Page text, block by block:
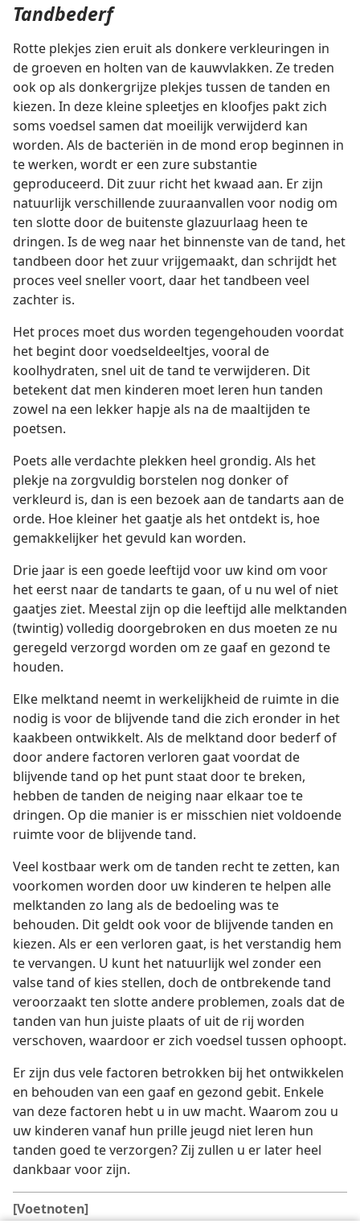
Tandbederf
Rotte plekjes zien eruit als donkere verkleuringen in
de groeven en holten van de kauwvlakken. Ze treden
ook op als donkergrijze plekjes tussen de tanden en
kiezen. In deze kleine spleetjes en kloofjes pakt zich
soms voedsel samen dat moeilijk verwijderd kan
worden. Als de bacteriën in de mond erop beginnen in
te werken, wordt er een zure substantie
geproduceerd. Dit zuur richt het kwaad aan. Er zijn
natuurlijk verschillende zuuraanvallen voor nodig om
ten slotte door de buitenste glazuurlaag heen te
dringen. Is de weg naar het binnenste van de tand, het
tandbeen door het zuur vrijgemaakt, dan schrijdt het
proces veel sneller voort, daar het tandbeen veel
zachter is.
Het proces moet dus worden tegengehouden voordat
het begint door voedseldeeltjes, vooral de
koolhydraten, snel uit de tand te verwijderen. Dit
betekent dat men kinderen moet leren hun tanden
zowel na een lekker hapje als na de maaltijden te
poetsen.
Poets alle verdachte plekken heel grondig. Als het
plekje na zorgvuldig borstelen nog donker of
verkleurd is, dan is een bezoek aan de tandarts aan de
orde. Hoe kleiner het gaatje als het ontdekt is, hoe
gemakkelijker het gevuld kan worden.
Drie jaar is een goede leeftijd voor uw kind om voor
het eerst naar de tandarts te gaan, of u nu wel of niet
gaatjes ziet. Meestal zijn op die leeftijd alle melktanden
(twintig) volledig doorgebroken en dus moeten ze nu
geregeld verzorgd worden om ze gaaf en gezond te
houden.
Elke melktand neemt in werkelijkheid de ruimte in die
nodig is voor de blijvende tand die zich eronder in het
kaakbeen ontwikkelt. Als de melktand door bederf of
door andere factoren verloren gaat voordat de
blijvende tand op het punt staat door te breken,
hebben de tanden de neiging naar elkaar toe te
dringen. Op die manier is er misschien niet voldoende
ruimte voor de blijvende tand.
Veel kostbaar werk om de tanden recht te zetten, kan
voorkomen worden door uw kinderen te helpen alle
melktanden zo lang als de bedoeling was te
behouden. Dit geldt ook voor de blijvende tanden en
kiezen. Als er een verloren gaat, is het verstandig hem
te vervangen. U kunt het natuurlijk wel zonder een
valse tand of kies stellen, doch de ontbrekende tand
veroorzaakt ten slotte andere problemen, zoals dat de
tanden van hun juiste plaats of uit de rij worden
verschoven, waardoor er zich voedsel tussen ophoopt.
Er zijn dus vele factoren betrokken bij het ontwikkelen
en behouden van een gaaf en gezond gebit. Enkele
van deze factoren hebt u in uw macht. Waarom zou u
uw kinderen vanaf hun prille jeugd niet leren hun
tanden goed te verzorgen? Zij zullen u er later heel
dankbaar voor zijn.
[Voetnoten]